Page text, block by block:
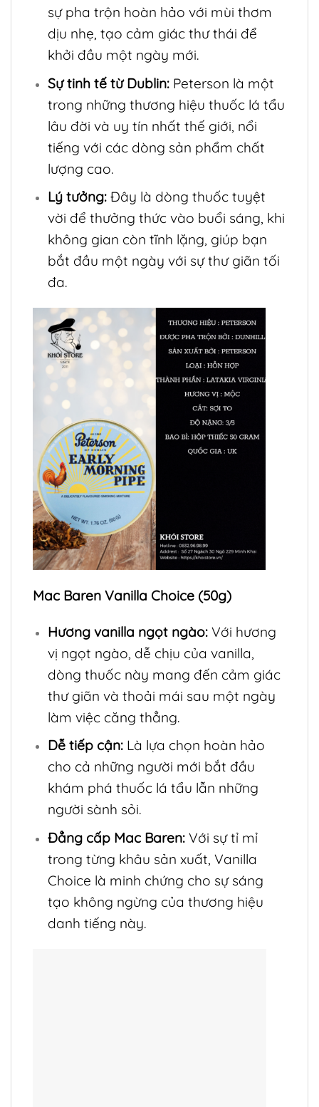
sự pha trộn hoàn hảo với mùi thơm
dịu nhẹ, tạo cảm giác thư thái để
khởi đầu một ngày mới.
Sự tinh tế từ Dublin:Peterson là một
trong những thương hiệu thuốc lá tẩu
lâu đời và uy tín nhất thế giới, nổi
tiếng với các dòng sản phẩm chất
lượng cao.
Lý tưởng:Đây là dòng thuốc tuyệt
vời để thưởng thức vào buổi sáng, khi
không gian còn tĩnh lặng, giúp bạn
bắt đầu một ngày với sự thư giãn tối
đa.
Mac Baren Vanilla Choice (50g)
Hương vanilla ngọt ngào:Với hương
vị ngọt ngào, dễ chịu của vanilla,
dòng thuốc này mang đến cảm giác
thư giãn và thoải mái sau một ngày
làm việc căng thẳng.
Dễ tiếp cận:Là lựa chọn hoàn hảo
cho cả những người mới bắt đầu
khám phá thuốc lá tẩu lẫn những
người sành sỏi.
Đẳng cấp Mac Baren:Với sự tỉ mỉ
trong từng khâu sản xuất, Vanilla
Choice là minh chứng cho sự sáng
tạo không ngừng của thương hiệu
danh tiếng này.